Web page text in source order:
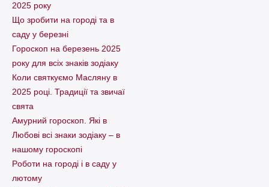
2025 року
Що зробити на городі та в
саду у березні
Гороскоп на березень 2025
року для всіх знаків зодіаку
Коли святкуємо Масляну в
2025 році. Традиції та звичаї
свята
Амурний гороскоп. Які в
Любові всі знаки зодіаку – в
нашому гороскопі
Pоботи на городі і в саду у
лютому